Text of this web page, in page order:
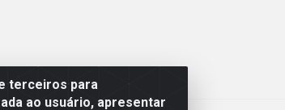
terceiros para
ao usuário, apresentar